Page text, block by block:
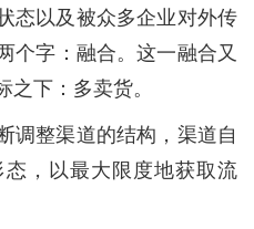
态以及被众多企业对外传
个字：融合。这一融合又
下：多卖货。
调整渠道的结构，渠道自
，以最大限度地获取流